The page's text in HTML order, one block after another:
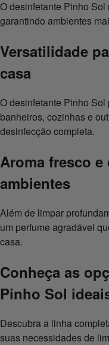
O desinfetante Pinho
garantindo ambientes
Versatilidade
casa
O desinfetante Pinho
banheiros, cozinhas e
desinfecção completa.
Aroma fresco
ambientes
Além de limpar
um perfume agradável
casa.
Conheça as
Pinho Sol
Descubra a linha
suas necessidades de